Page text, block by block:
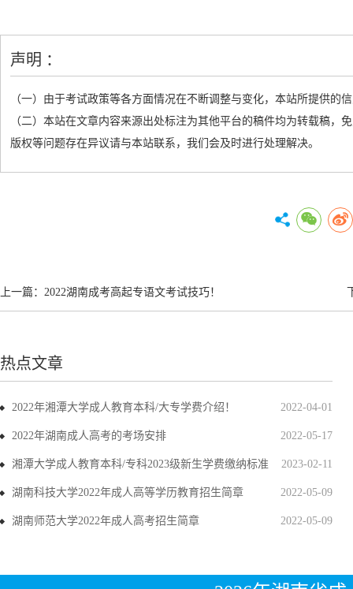
声明 ：
（一）由于考试政策等各方面情况在不断调整与变化，本站所提供的
（二）本站在文章内容来源出处标注为其他平台的稿件均为转载稿
版权等问题存在异议请与本站联系，我们会及时进行处理解决。
上一篇： 2022湖南成考高起专语文考试技巧！
热点文章
2022-04-01
2022年湘潭大学成人教育本科/大专学费介绍！
2022-05-17
2022年湖南成人高考的考场安排
2023-02-11
湘潭大学成人教育本科/专科2023级新生学费缴纳标准
2022-05-09
湖南科技大学2022年成人高等学历教育招生简章
2022-05-09
湖南师范大学2022年成人高考招生简章